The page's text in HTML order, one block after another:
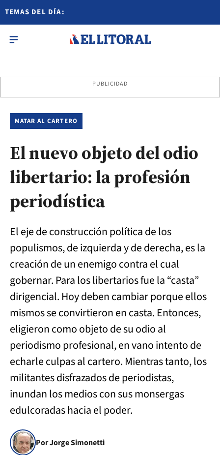
TEMAS DEL DÍA:
PUBLICIDAD
MATAR AL CARTERO
El nuevo objeto del odio
libertario: la profesión
periodística
El eje de construcción política de los
populismos, de izquierda y de derecha, es la
creación de un enemigo contra el cual
gobernar. Para los libertarios fue la “casta”
dirigencial. Hoy deben cambiar porque ellos
mismos se convirtieron en casta. Entonces,
eligieron como objeto de su odio al
periodismo profesional, en vano intento de
echarle culpas al cartero. Mientras tanto, los
militantes disfrazados de periodistas,
inundan los medios con sus monsergas
edulcoradas hacia el poder.
Por Jorge Simonetti